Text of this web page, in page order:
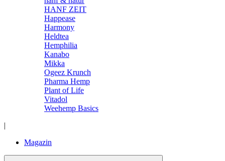
HANF ZEIT
Happease
Harmony
Heldtea
Hemphilia
Kanabo
Mikka
Ogeez Krunch
Pharma Hemp
Plant of Life
Vitadol
Weehemp Basics
|
Magazin